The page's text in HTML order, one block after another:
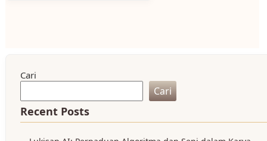
Cari
Cari
Recent Posts